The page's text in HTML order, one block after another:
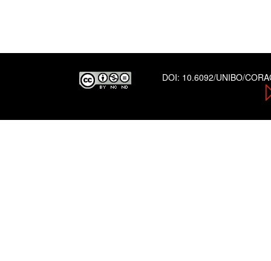
DOI: 10.6092/UNIBO/